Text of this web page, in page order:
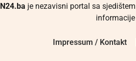
N24.ba je nezavisni portal sa
informacije
Impressum / Kontakt